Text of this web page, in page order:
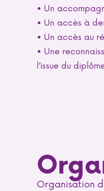
• Un
• Un accès à
• Un accès au
• Une
l’issue du
Organisation